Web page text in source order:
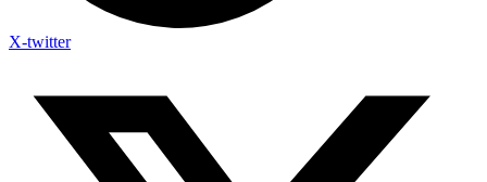
X-twitter